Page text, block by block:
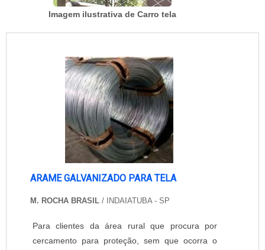
Imagem ilustrativa de Carro tela
ARAME GALVANIZADO PARA TELA
M. ROCHA BRASIL / INDAIATUBA - SP
Para clientes da área rural que procura por
cercamento para proteção, sem que ocorra o